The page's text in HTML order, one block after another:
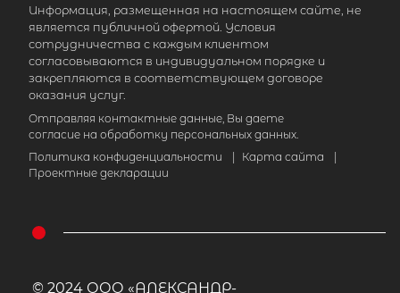
Информация, размещенная на настоящем сайте, не
является публичной офертой. Условия
сотрудничества с каждым клиентом
согласовываются в индивидуальном порядке и
закрепляются в соответствующем договоре
оказания услуг.
Отправляя контактные данные, Вы даете
согласие на обработку персональных данных.
Политика конфиденциальности
Карта сайта
Проектные декларации
© 2024 ООО «АЛЕКСАНДР-